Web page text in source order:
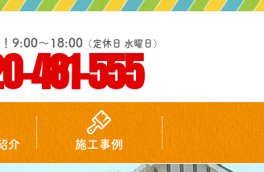
9:00～18:00 （定休日 水曜日）
481-555
介 施工事例